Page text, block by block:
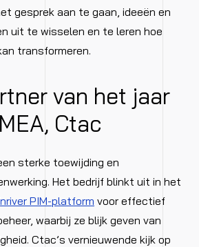
gesprek aan te gaan, ideeën en
uit te wisselen en te leren hoe
transformeren.
van het jaar
Ctac
sterke toewijding en
Het bedrijf blinkt uit in het
nriver PIM-platform voor effectief
waarbij ze blijk geven van
Ctac’s vernieuwende kijk op